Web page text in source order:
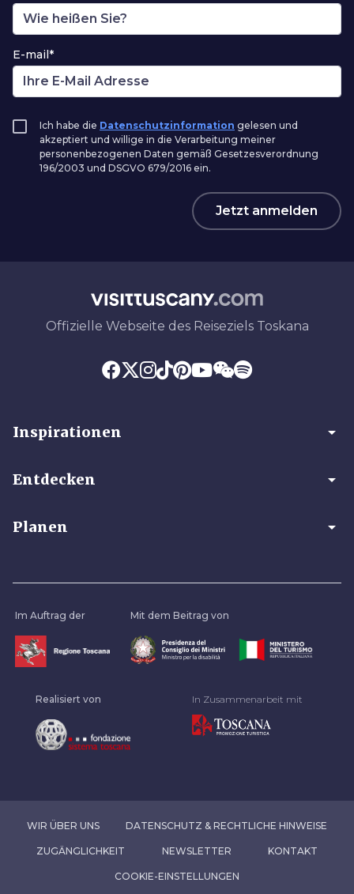
E-mail*
Ich habe die Datenschutzinformation gelesen und
akzeptiert und willige in die Verarbeitung meiner
personenbezogenen Daten gemäß Gesetzesverordnung
196/2003 und DSGVO 679/2016 ein.
Jetzt anmelden
Offizielle Webseite des Reiseziels Toskana
Inspirationen arrow_drop_down
Entdecken arrow_drop_down
Planen arrow_drop_down
Im Auftrag der Mit dem Beitrag von
Realisiert von In Zusammenarbeit mit
WIR ÜBER UNS DATENSCHUTZ & RECHTLICHE HINWEISE
ZUGÄNGLICHKEIT NEWSLETTER KONTAKT
COOKIE-EINSTELLUNGEN